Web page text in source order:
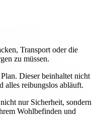
Transport oder die
zu müssen.
Dieser beinhaltet nicht
alles reibungslos abläuft.
nur Sicherheit, sondern
Wohlbefinden und